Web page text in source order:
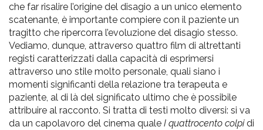
che far risalire l’origine del disagio a un unico elemento
scatenante, è importante compiere con il paziente un
tragitto che ripercorra l’evoluzione del disagio stesso.
Vediamo, dunque, attraverso quattro film di altrettanti
registi caratterizzati dalla capacità di esprimersi
attraverso uno stile molto personale, quali siano i
momenti significanti della relazione tra terapeuta e
paziente, al di là del significato ultimo che è possibile
attribuire al racconto. Si tratta di testi molto diversi: si va
da un capolavoro del cinema quale I quattrocento colpidi